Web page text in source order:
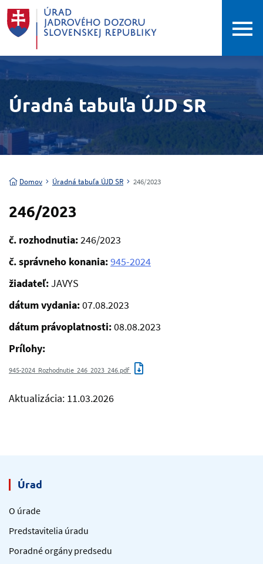
Úradná tabuľa ÚJD SR
Domov Úradná tabuľa ÚJD SR 246/2023
246/2023
č. rozhodnutia:246/2023
č. správneho konania:945-2024
žiadateľ:JAVYS
dátum vydania:07.08.2023
dátum právoplatnosti:08.08.2023
Prílohy:
945-2024_Rozhodnutie_246_2023_246.pdf
Aktualizácia: 11.03.2026
Úrad
O úrade
Predstavitelia úradu
Poradné orgány predsedu